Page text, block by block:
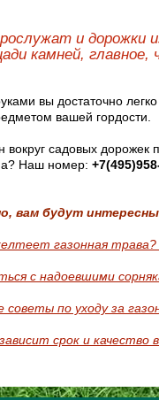
и дорожки
камней, главное,
вы достаточно
вашей гордости.
вокруг садовых дорожек
Наш номер:
вам будут
газонная
с надоевшими
советы по уходу за
срок и качество